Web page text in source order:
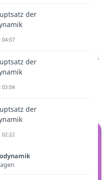
nun ein Loch in den
machst, strömt die Luft aus
aus und ein Zustand
wird
der
der
der